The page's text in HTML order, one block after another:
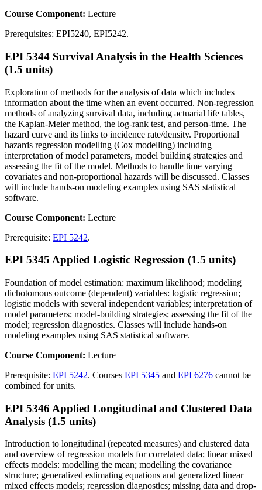
Course Component: Lecture
Prerequisites: EPI5240, EPI5242.
EPI 5344 Survival Analysis in the Health Sciences
(1.5 units)
Exploration of methods for the analysis of data which includes
information about the time when an event occurred. Non-regression
methods of analyzing survival data, including actuarial life tables,
the Kaplan-Meier method, the log-rank test, and person-time. The
hazard curve and its links to incidence rate/density. Proportional
hazards regression modelling (Cox modelling) including
interpretation of model parameters, model building strategies and
assessing the fit of the model. Methods to handle time varying
covariates and non-proportional hazards will be discussed. Classes
will include hands-on modeling examples using SAS statistical
software.
Course Component: Lecture
Prerequisite: EPI 5242.
EPI 5345 Applied Logistic Regression (1.5 units)
Foundation of model estimation: maximum likelihood; modeling
dichotomous outcome (dependent) variables: logistic regression;
logistic models with several independent variables; interpretation of
model parameters; model-building strategies; assessing the fit of the
model; regression diagnostics. Classes will include hands-on
modeling examples using SAS statistical software.
Course Component: Lecture
Prerequisite: EPI 5242. Courses EPI 5345 and EPI 6276 cannot be
combined for units.
EPI 5346 Applied Longitudinal and Clustered Data
Analysis (1.5 units)
Introduction to longitudinal (repeated measures) and clustered data
and overview of regression models for correlated data; linear mixed
effects models: modelling the mean; modelling the covariance
structure; generalized estimating equations and generalized linear
mixed effects models; regression diagnostics; missing data and drop-